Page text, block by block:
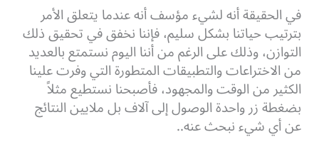
في الحقيقة أنه لشيء مؤسف أنه عندما يتعلق الأمر
بترتيب حياتنا بشكل سليم، فإننا نخفق في تحقيق ذلك
التوازن، وذلك على الرغم من أننا اليوم نستمتع بالعديد
من الاختراعات والتطبيقات المتطورة التي وفرت علينا
الكثير من الوقت والمجهود، فأصبحنا نستطيع مثلاً
بضغطة زر واحدة الوصول إلى آلاف بل ملايين النتائج
عن أي شيء نبحث عنه..